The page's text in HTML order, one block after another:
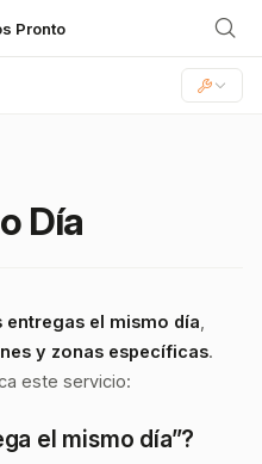
Pronto
Día
entregas el mismo día
y zonas específicas.
este servicio:
el mismo día”?